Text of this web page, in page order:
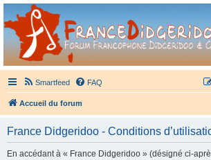
France Didgeridoo
Didgeridoo et Guimbarde sur France Didgeridoo - retrouvez la
Smartfeed FAQ
Accueil du forum
France Didgeridoo - Conditions
En accédant à « France Didgeridoo » (désigné ci-